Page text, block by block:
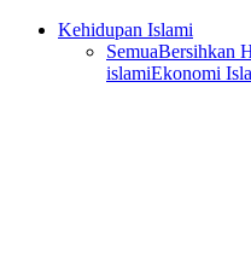
Kehidupan Islami
SemuaBersihkan
islamiEkonomi